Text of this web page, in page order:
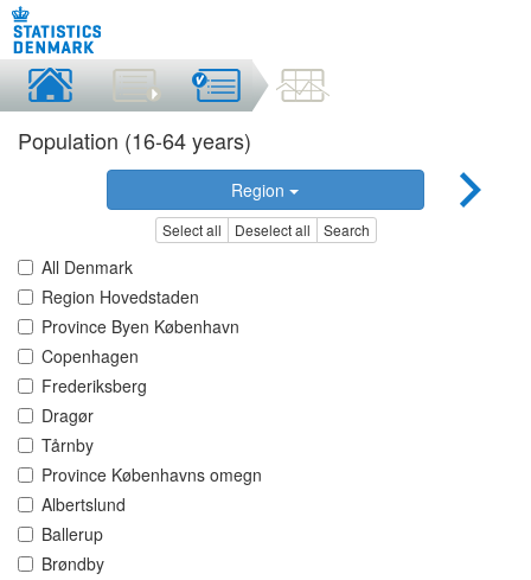
Population (16-64 years)
Region
Select all Deselect all Search
All Denmark
Region Hovedstaden
Province Byen København
Copenhagen
Frederiksberg
Dragør
Tårnby
Province Københavns omegn
Albertslund
Ballerup
Brøndby